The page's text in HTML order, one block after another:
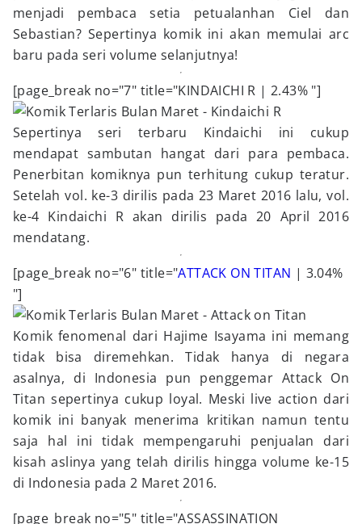
menjadi pembaca setia petualanhan Ciel dan
Sebastian? Sepertinya komik ini akan memulai arc
baru pada seri volume selanjutnya!
[page_break no="7" title="KINDAICHI R | 2.43% "]
Sepertinya seri terbaru Kindaichi ini cukup
mendapat sambutan hangat dari para pembaca.
Penerbitan komiknya pun terhitung cukup teratur.
Setelah vol. ke-3 dirilis pada 23 Maret 2016 lalu, vol.
ke-4 Kindaichi R akan dirilis pada 20 April 2016
mendatang.
[page_break no="6" title="ATTACK ON TITAN | 3.04%
"]
Komik fenomenal dari Hajime Isayama ini memang
tidak bisa diremehkan. Tidak hanya di negara
asalnya, di Indonesia pun penggemar Attack On
Titan sepertinya cukup loyal. Meski live action dari
komik ini banyak menerima kritikan namun tentu
saja hal ini tidak mempengaruhi penjualan dari
kisah aslinya yang telah dirilis hingga volume ke-15
di Indonesia pada 2 Maret 2016.
[page_break no="5" title="ASSASSINATION